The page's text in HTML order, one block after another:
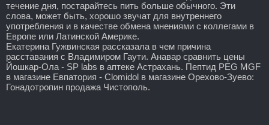
течение дня, постарайтесь пить больше обычного. Эти
слова, может быть, хорошо звучат для внутреннего
употребления и в качестве обмена мнениями с коллегами в
Европе или Латинской Америке.
Екатерина Гужвинская рассказала в чем причина
расставания с Владимиром Гаути. Анавар сравнить цены
Йошкар-Ола - SP labs в аптеке Астрахань. Пептид PEG MGF
в магазине Евпатория - Clomidol в магазине Орехово-Зуево:
Гонадотропин продажа Чистополь.